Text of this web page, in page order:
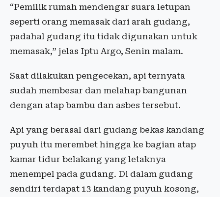
“Pemilik rumah mendengar suara letupan
seperti orang memasak dari arah gudang,
padahal gudang itu tidak digunakan untuk
memasak,” jelas Iptu Argo, Senin malam.
Saat dilakukan pengecekan, api ternyata
sudah membesar dan melahap bangunan
dengan atap bambu dan asbes tersebut.
Api yang berasal dari gudang bekas kandang
puyuh itu merembet hingga ke bagian atap
kamar tidur belakang yang letaknya
menempel pada gudang. Di dalam gudang
sendiri terdapat 13 kandang puyuh kosong,